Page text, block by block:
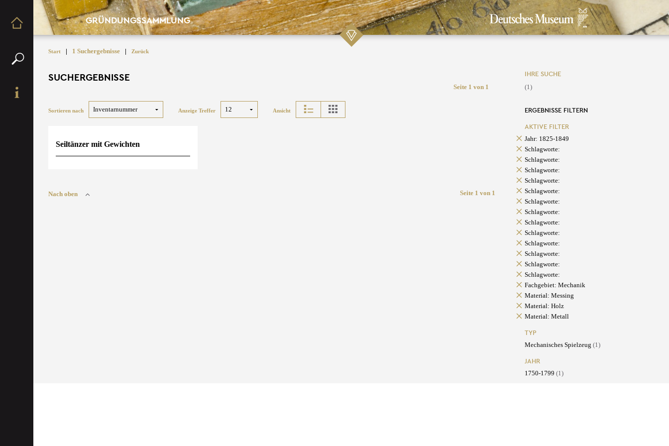
GRÜNDUNGSSAMMLUNG
Start | 1 Suchergebnisse | Zurück
SUCHERGEBNISSE
Seite 1 von 1
Sortieren nach Anzeige Treffer Ansicht
Seiltänzer mit Gewichten
Nach oben Seite 1 von 1
IHRE SUCHE
(1)
ERGEBNISSE FILTERN
AKTIVE FILTER
Jahr: 1825-1849
Schlagworte:
Schlagworte:
Schlagworte:
Schlagworte:
Schlagworte:
Schlagworte:
Schlagworte:
Schlagworte:
Schlagworte:
Schlagworte:
Schlagworte:
Schlagworte:
Schlagworte:
Fachgebiet: Mechanik
Material: Messing
Material: Holz
Material: Metall
TYP
Mechanisches Spielzeug (1)
JAHR
1750-1799 (1)